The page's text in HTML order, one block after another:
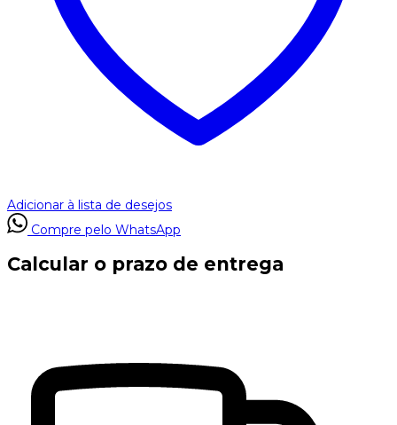
Adicionar à lista de desejos
Compre pelo WhatsApp
Calcular o prazo de entrega